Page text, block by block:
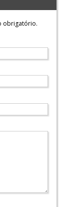
obrigatório.